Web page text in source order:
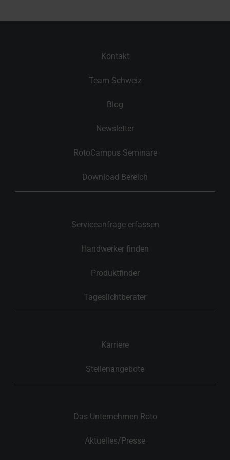
Kontakt
Team Schweiz
Blog
Newsletter
RotoCampus Seminare
Download Bereich
Serviceanfrage erfassen
Handwerker finden
Produktfinder
Tageslichtberater
Karriere
Stellenangebote
Das Unternehmen Roto
Aktuelles/Presse